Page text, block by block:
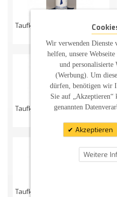
Taufkerze Kreuz Zeichen Mit Taufspruch
39,30 €
Taufkerze Schmetterlingsba Viereckig Mit Monogramm
63,36 €
Taufkerze "ZUR TAUFE" Wollweiß
Wir verwenden Dienste
helfen, unsere
und personalisierte
(Werbung). Um
dürfen, benötigen wir
Sie auf „Akzeptieren“
genannten
Akzeptieren
Weitere